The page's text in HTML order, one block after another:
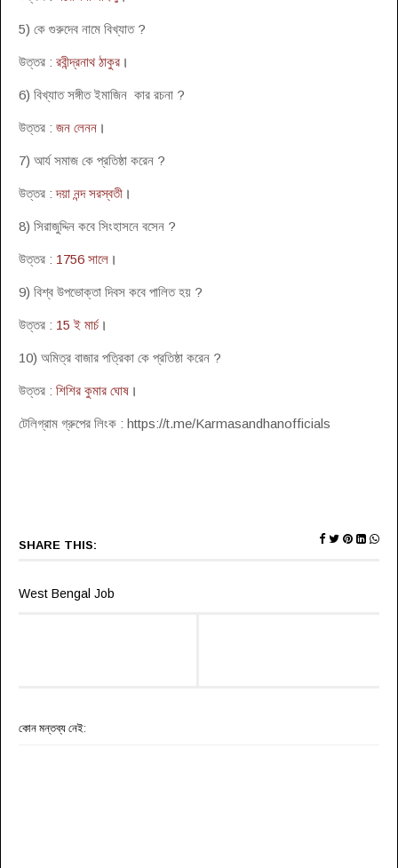
5) কে গুরুদেব নামে বিখ্যাত ?
উত্তর : রবীন্দ্রনাথ ঠাকুর ।
6) বিখ্যাত সঙ্গীত ইমাজিন কার রচনা ?
উত্তর : জন লেনন ।
7) আর্য সমাজ কে প্রতিষ্ঠা করেন ?
উত্তর :দয়া নন্দ সরস্বতী ।
8) সিরাজুদ্দিন কবে সিংহাসনে বসেন ?
উত্তর : 1756 সালে ।
9) বিশ্ব উপভোক্তা দিবস কবে পালিত হয় ?
উত্তর : 15 ই মার্চ ।
10) অমিত্র বাজার পত্রিকা কে প্রতিষ্ঠা করেন ?
উত্তর : শিশির কুমার ঘোষ ।
টেলিগ্রাম গ্রুপের লিংক : https://t.me/Karmasandhanofficials
SHARE THIS:
West Bengal Job
কোন মন্তব্য নেই: